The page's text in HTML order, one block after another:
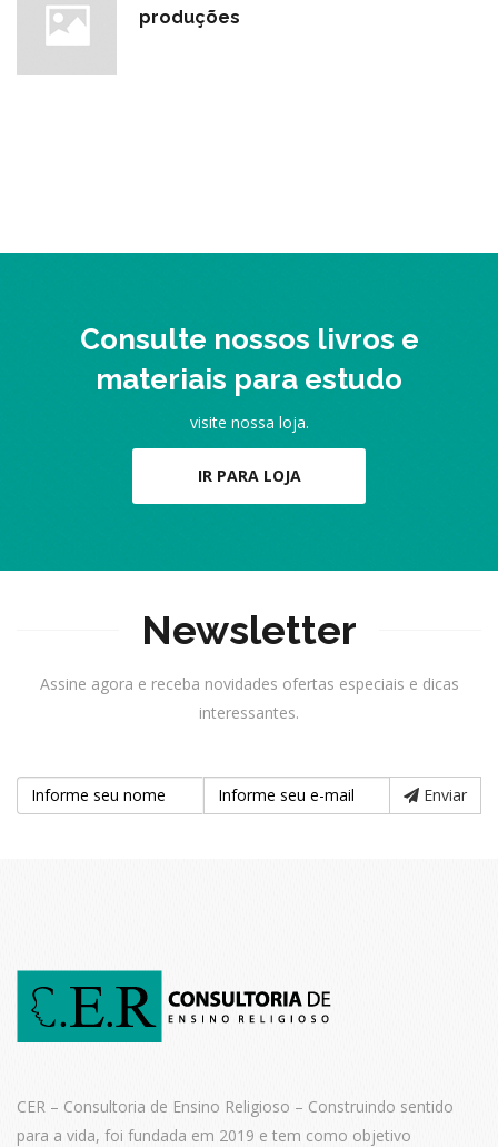
produções
Consulte nossos livros e
materiais para estudo
visite nossa loja.
IR PARA LOJA
Newsletter
Assine agora e receba novidades ofertas especiais e dicas
interessantes.
Enviar
CER – Consultoria de Ensino Religioso – Construindo sentido
para a vida, foi fundada em 2019 e tem como objetivo